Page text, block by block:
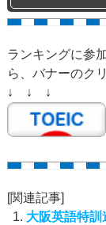
ランキングに参
ら、バナーのク
↓ ↓ ↓
[関連記事]
大阪英語特